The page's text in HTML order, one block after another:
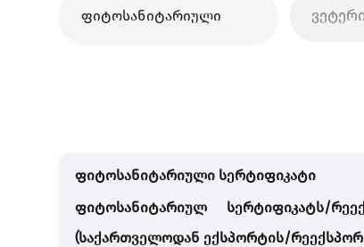
ფიტოსანიტარიული
ფიტოსანიტარიული სერტიფიკატი
ფიტოსანიტარიულ სერტიფიკატს/
(საქართველოდან ექსპორტის/